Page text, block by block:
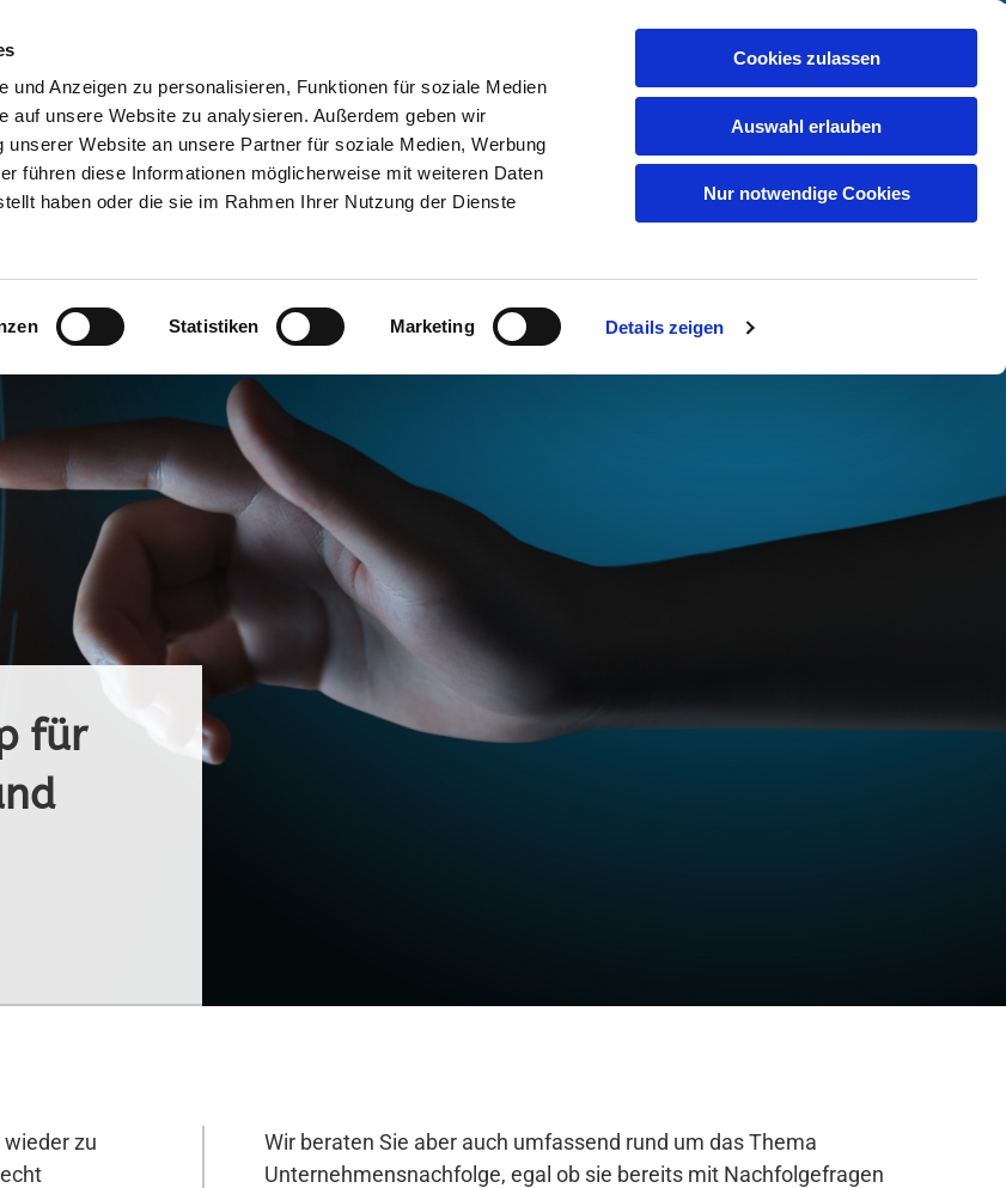
und Anzeigen zu personalisieren, Funktionen für soziale Medien
auf unsere Website zu analysieren. Außerdem geben wir
unserer Website an unsere Partner für soziale Medien, Werbung
führen diese Informationen möglicherweise mit weiteren Daten
haben oder die sie im Rahmen Ihrer Nutzung der Dienste
Statistiken Marketing Details zeigen
Cookies zulassen
Auswahl erlauben
Nur notwendige Cookies
Bottrop - kompetent, zuverlässig
gerne für Sie da
02041 757080
Anmelden
Leistungen Mandantenbereich Kontakt
für
zu
Wir beraten Sie aber auch umfassend rund um das Thema
Unternehmensnachfolge, egal ob sie bereits mit Nachfolgefragen